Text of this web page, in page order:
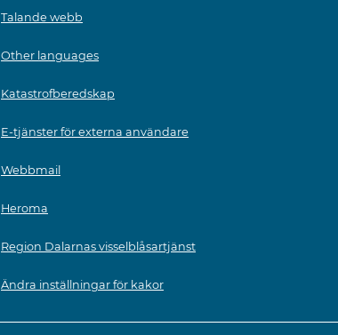
Talande webb
Other languages
Katastrofberedskap
E-tjänster för externa användare
Webbmail
Heroma
Region Dalarnas visselblåsartjänst
Ändra inställningar för kakor